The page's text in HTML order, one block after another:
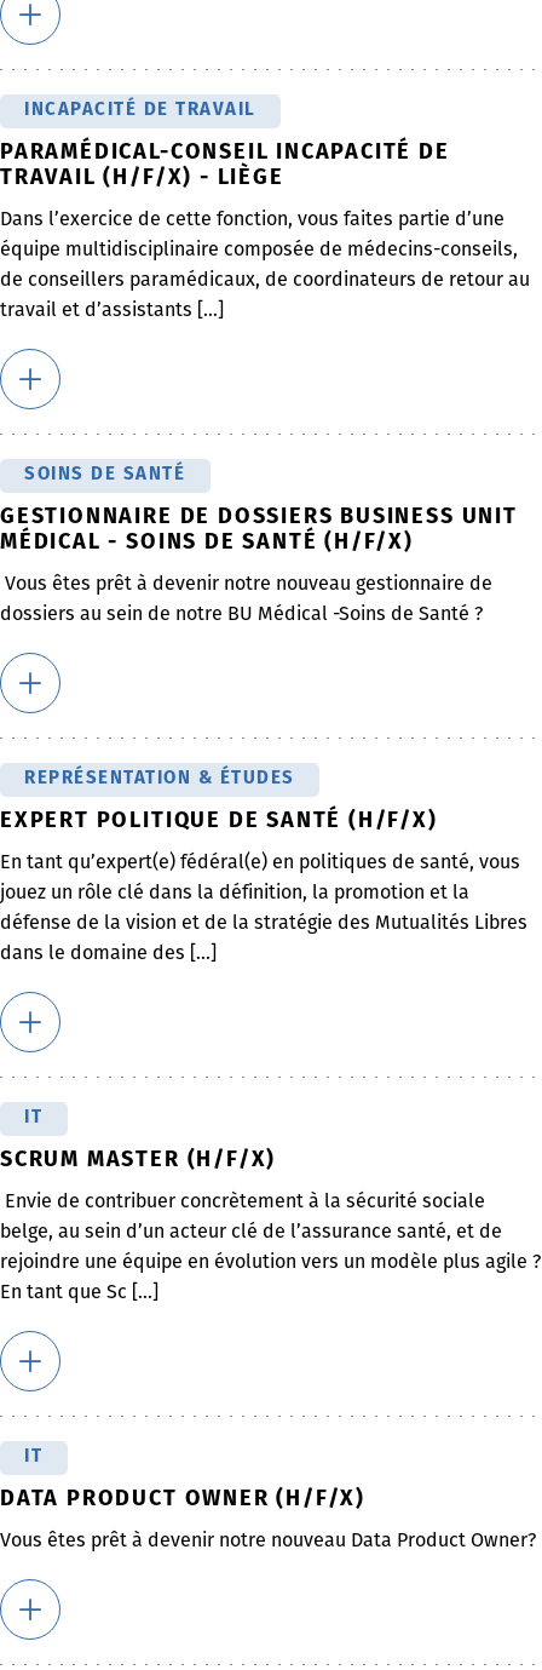
INCAPACITÉ DE TRAVAIL
PARAMÉDICAL-CONSEIL INCAPACITÉ DE
TRAVAIL (H/F/X) - LIÈGE
Dans l’exercice de cette fonction, vous faites partie d’une
équipe multidisciplinaire composée de médecins-conseils,
de conseillers paramédicaux, de coordinateurs de retour au
travail et d’assistants [...]
SOINS DE SANTÉ
GESTIONNAIRE DE DOSSIERS BUSINESS UNIT
MÉDICAL - SOINS DE SANTÉ (H/F/X)
Vous êtes prêt à devenir notre nouveau gestionnaire de
dossiers au sein de notre BU Médical -Soins de Santé ?
REPRÉSENTATION & ÉTUDES
EXPERT POLITIQUE DE SANTÉ (H/F/X)
En tant qu’expert(e) fédéral(e) en politiques de santé, vous
jouez un rôle clé dans la définition, la promotion et la
défense de la vision et de la stratégie des Mutualités Libres
dans le domaine des [...]
SCRUM MASTER (H/F/X)
Envie de contribuer concrètement à la sécurité sociale
belge, au sein d’un acteur clé de l’assurance santé, et de
rejoindre une équipe en évolution vers un modèle plus agile ?
En tant que Sc [...]
DATA PRODUCT OWNER (H/F/X)
Vous êtes prêt à devenir notre nouveau Data Product Owner?